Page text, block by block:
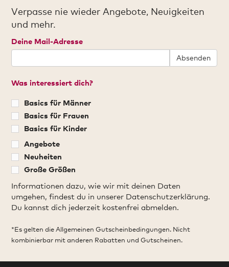
Verpasse nie wieder Angebote, Neuigkeiten
und mehr.
Deine Mail-Adresse
Absenden
Was interessiert dich?
Basics für Männer
Basics für Frauen
Basics für Kinder
Angebote
Neuheiten
Große Größen
Informationen dazu, wie wir mit deinen Daten
umgehen, findest du in unserer Datenschutzerklärung.
Du kannst dich jederzeit kostenfrei abmelden.
*Es gelten die Allgemeinen Gutscheinbedingungen. Nicht
kombinierbar mit anderen Rabatten und Gutscheinen.